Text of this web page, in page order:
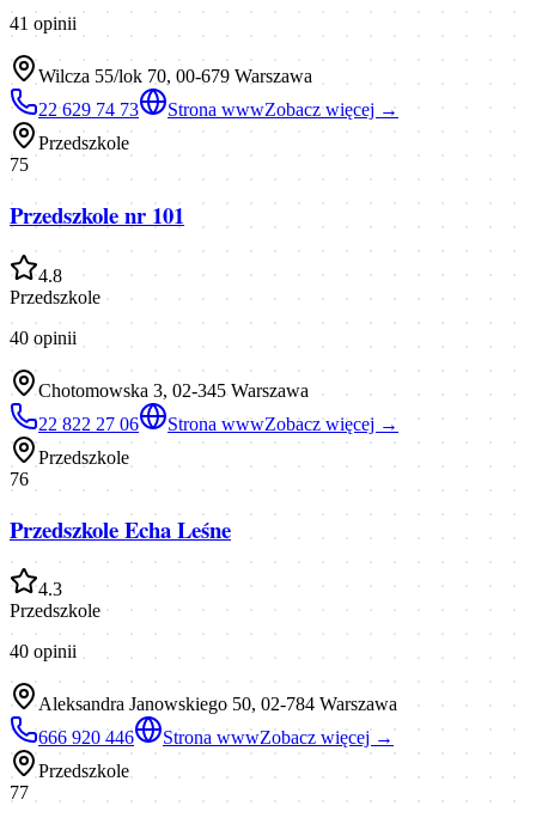
41 opinii
Wilcza 55/lok 70, 00-679 Warszawa
22 629 74 73
Strona wwwZobacz więcej →
Przedszkole
75
Przedszkole nr 101
4.8
Przedszkole
40 opinii
Chotomowska 3, 02-345 Warszawa
22 822 27 06
Strona wwwZobacz więcej →
Przedszkole
76
Przedszkole Echa Leśne
4.3
Przedszkole
40 opinii
Aleksandra Janowskiego 50, 02-784 Warszawa
666 920 446
Strona wwwZobacz więcej →
Przedszkole
77